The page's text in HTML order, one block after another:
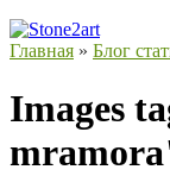
Главная » Блог
Images